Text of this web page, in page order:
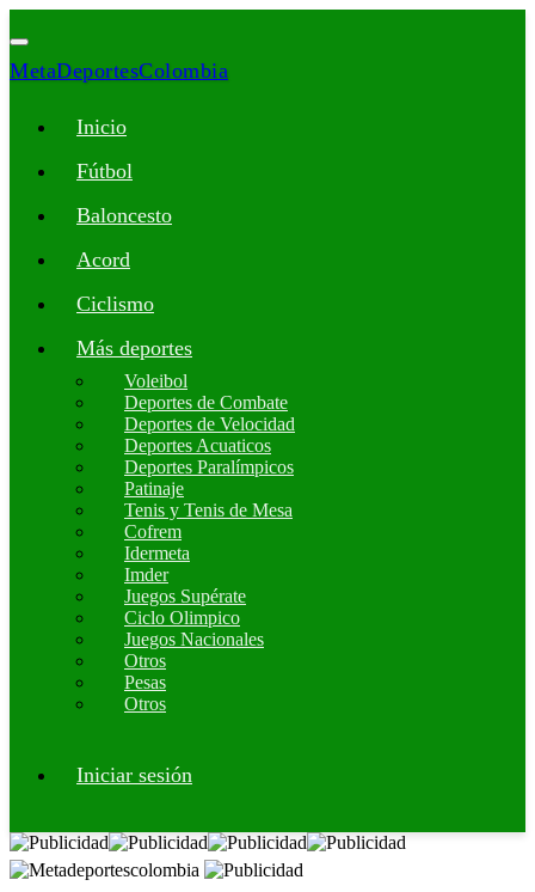
MetaDeportesColombia
Inicio
Fútbol
Baloncesto
Acord
Ciclismo
Más deportes
Voleibol
Deportes de Combate
Deportes de Velocidad
Deportes Acuaticos
Deportes Paralímpicos
Patinaje
Tenis y Tenis de Mesa
Cofrem
Idermeta
Imder
Juegos Supérate
Ciclo Olimpico
Juegos Nacionales
Otros
Pesas
Otros
Iniciar sesión